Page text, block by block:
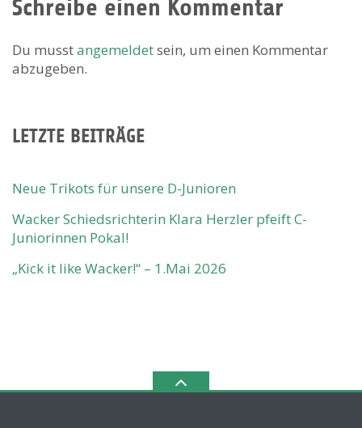
Schreibe einen Kommentar
Du musstangemeldetsein, um einen Kommentar
abzugeben.
LETZTE BEITRÄGE
Neue Trikots für unsere D-Junioren
Wacker Schiedsrichterin Klara Herzler pfeift C-
Juniorinnen Pokal!
„Kick it like Wacker!“ – 1.Mai 2026